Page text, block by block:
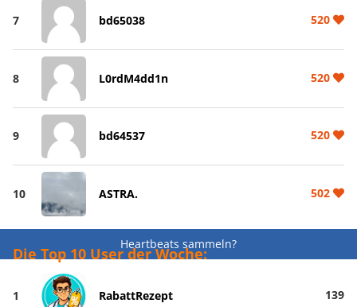
7 bd65038 520
8 L0rdM4dd1n 520
9 bd64537 520
10 ASTRA. 502
Heartbeats sammeln?
Die Top 10 User der Woche:
1 RabattRezept 139